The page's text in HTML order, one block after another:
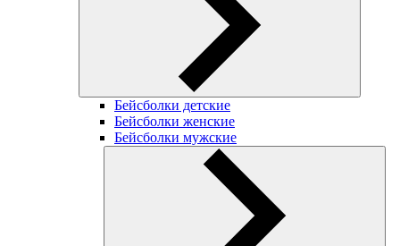
Бейсболки детские
Бейсболки женские
Бейсболки мужские